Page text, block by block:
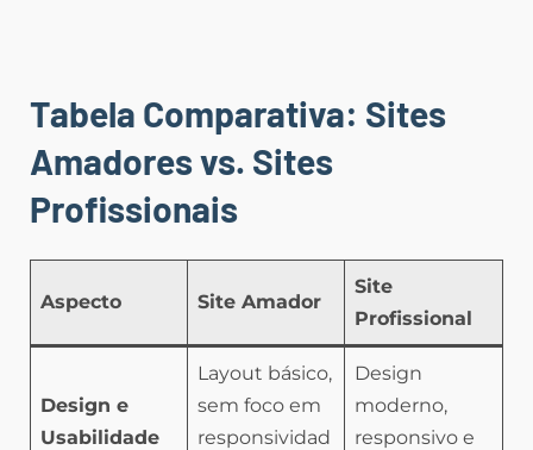
Tabela Comparativa: Sites
Amadores vs. Sites
Profissionais
Aspecto Site Amador
Site
Profissional
Design e
Usabilidade
Layout básico,
sem foco em
responsividad
Design
moderno,
responsivo e